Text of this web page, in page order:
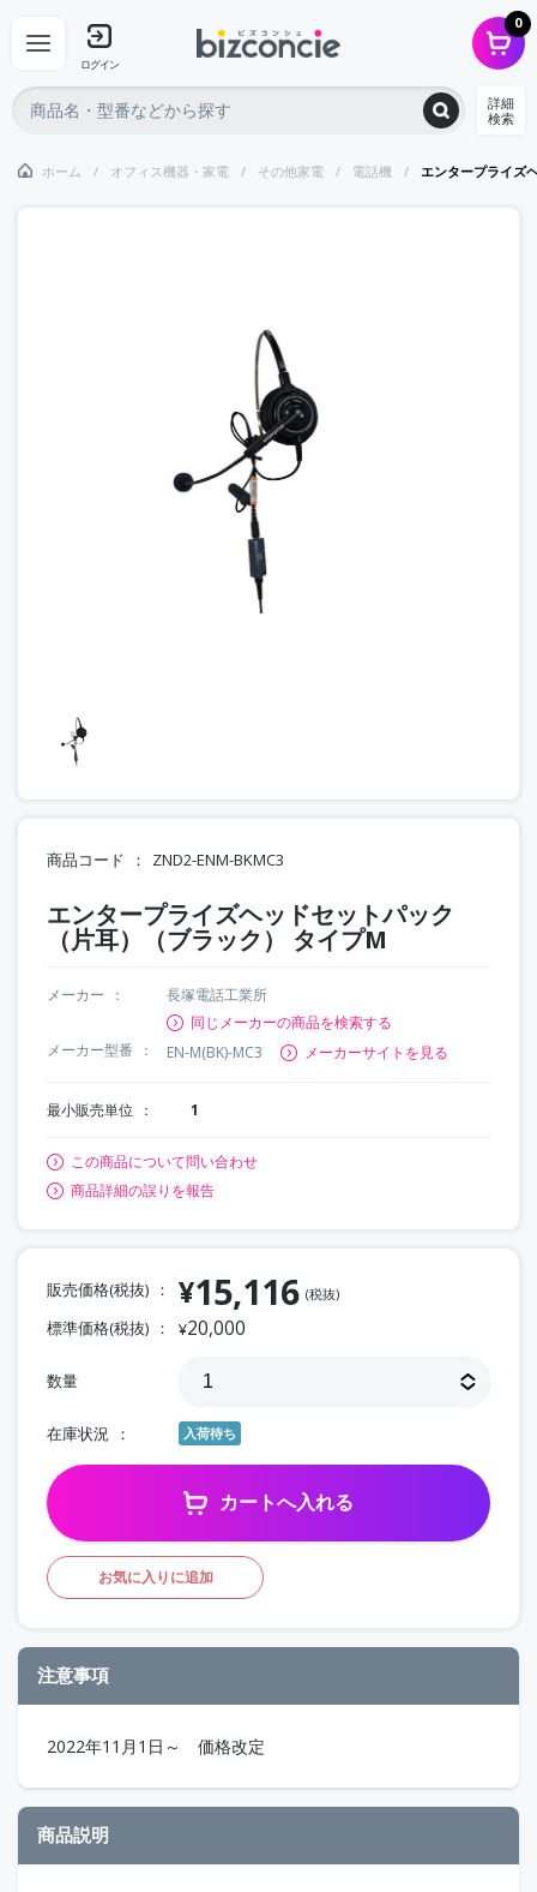
ログイン
0
詳細
検索
ホーム オフィス機器・家電 その他家電 電話機 エンタープライズ
商品コード ZND2-ENM-BKMC3
エンタープライズヘッドセットパック
（片耳）（ブラック） タイプM
メーカー
長塚電話工業所
同じメーカーの商品を検索する
メーカー型番
EN-M(BK)-MC3 メーカーサイトを見る
最小販売単位 1
この商品について問い合わせ
商品詳細の誤りを報告
販売価格(税抜) ¥15,116 (税抜)
標準価格(税抜) ¥20,000
数量
在庫状況 入荷待ち
カートへ入れる
お気に入りに追加
注意事項
2022年11月1日～ 価格改定
商品説明